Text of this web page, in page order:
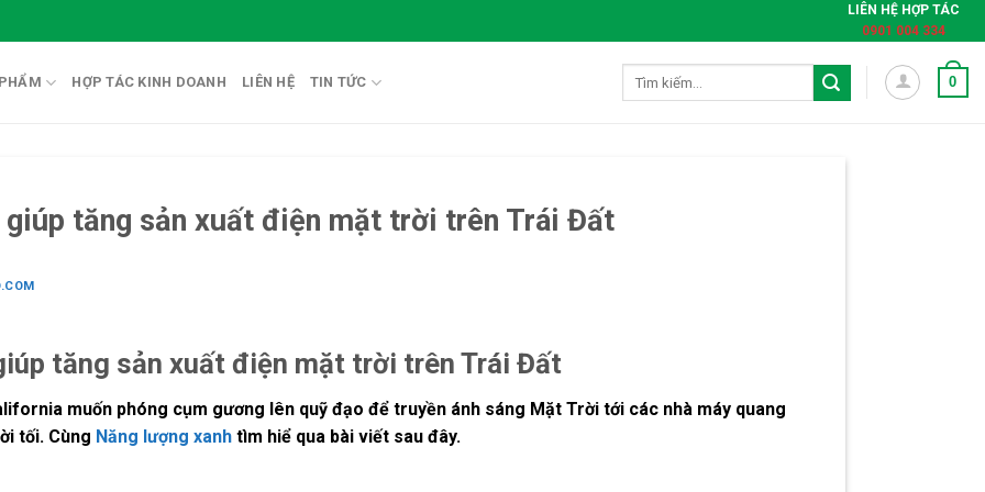
LIÊN HỆ HỢP TÁC
0901 004 334
HỢP TÁC KINH DOANH LIÊN HỆ TIN TỨC 0
giúp tăng sản xuất điện mặt trời trên Trái Đất
tăng sản xuất điện mặt trời trên Trái Đất
muốn phóng cụm gương lên quỹ đạo để truyền ánh sáng Mặt Trời tới các nhà máy quang
tối. Cùng Năng lượng xanh tìm hiể qua bài viết sau đây.